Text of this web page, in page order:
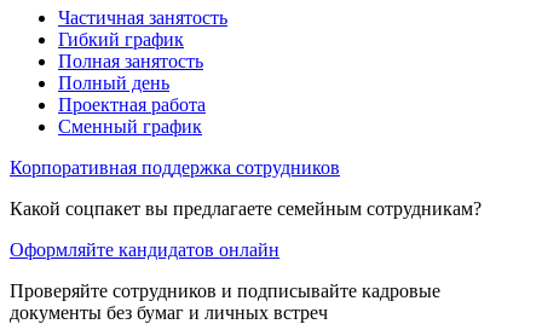
Частичная занятость
Гибкий график
Полная занятость
Полный день
Проектная работа
Сменный график
Корпоративная поддержка сотрудников
Какой соцпакет вы предлагаете семейным сотрудникам?
Оформляйте кандидатов онлайн
Проверяйте сотрудников и подписывайте кадровые
документы без бумаг и личных встреч